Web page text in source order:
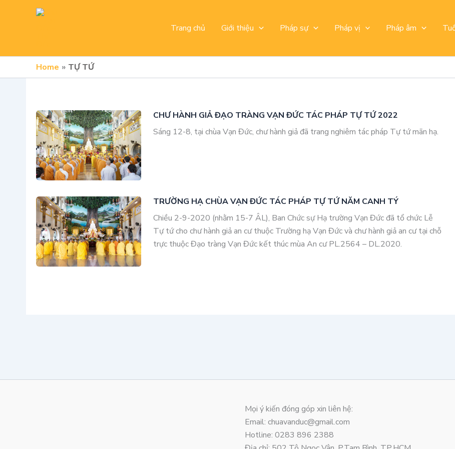
Trang chủ Giới thiệu Pháp sự Pháp vị Pháp âm
Home TỰ TỨ
CHƯ HÀNH GIẢ ĐẠO TRÀNG VẠN ĐỨC TÁC PHÁP TỰ TỨ 2022
Sáng 12-8, tại chùa Vạn Đức, chư hành giả đã trang nghiêm tác pháp Tự tứ mãn hạ.
TRƯỜNG HẠ CHÙA VẠN ĐỨC TÁC PHÁP TỰ TỨ NĂM CANH TÝ
Chiều 2-9-2020 (nhằm 15-7 ÂL), Ban Chức sự Hạ trường Vạn Đức đã tổ chức Lễ
Tự tứ cho chư hành giả an cư thuộc Trường hạ Vạn Đức và chư hành giả an cư tại chỗ
trực thuộc Đạo tràng Vạn Đức kết thúc mùa An cư PL.2564 – DL.2020.
Mọi ý kiến đóng góp xin liên hệ:
Email: chuavanduc@gmail.com
Hotline: 0283 896 2388